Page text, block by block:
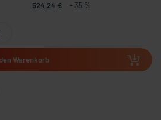
524,24 € - 35 %
Warenkorb